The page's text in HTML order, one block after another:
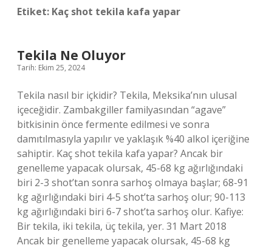
Etiket: Kaç shot tekila kafa yapar
Tekila Ne Oluyor
Tarih: Ekim 25, 2024
Tekila nasıl bir içkidir? Tekila, Meksika’nın ulusal
içeceğidir. Zambakgiller familyasından “agave”
bitkisinin önce fermente edilmesi ve sonra
damıtılmasıyla yapılır ve yaklaşık %40 alkol içeriğine
sahiptir. Kaç shot tekila kafa yapar? Ancak bir
genelleme yapacak olursak, 45-68 kg ağırlığındaki
biri 2-3 shot’tan sonra sarhoş olmaya başlar; 68-91
kg ağırlığındaki biri 4-5 shot’ta sarhoş olur; 90-113
kg ağırlığındaki biri 6-7 shot’ta sarhoş olur. Kafiye:
Bir tekila, iki tekila, üç tekila, yer. 31 Mart 2018
Ancak bir genelleme yapacak olursak, 45-68 kg